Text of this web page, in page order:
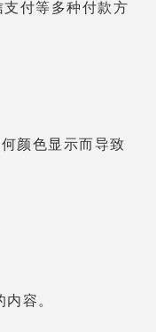
支付等多种付款方
颜色显 示而 导致
内容。